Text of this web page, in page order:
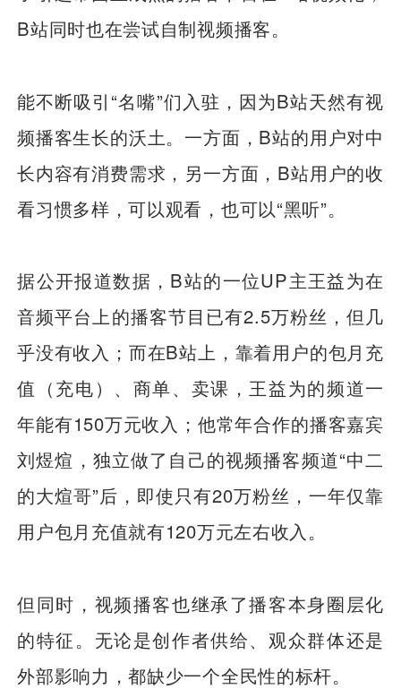
B站同时也在尝试自制视频播客。
能不断吸引“名嘴”们入驻，因为B站天然有视
频播客生长的沃土。一方面，B站的用户对中
长内容有消费需求，另一方面，B站用户的收
看习惯多样，可以观看，也可以“黑听”。
据公开报道数据，B站的一位UP主王益为在
音频平台上的播客节目已有2.5万粉丝，但几
乎没有收入；而在B站上，靠着用户的包月充
值（充电）、商单、卖课，王益为的频道一
年能有150万元收入；他常年合作的播客嘉宾
刘煜煊，独立做了自己的视频播客频道“中二
的大煊哥”后，即使只有20万粉丝，一年仅靠
用户包月充值就有120万元左右收入。
但同时，视频播客也继承了播客本身圈层化
的特征。无论是创作者供给、观众群体还是
外部影响力，都缺少一个全民性的标杆。